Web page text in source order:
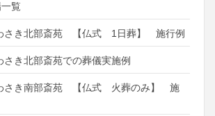
覧
さき北部斎苑 【仏式 1日葬】 施行例
さき北部斎苑での葬儀実施例
さき南部斎苑 【仏式 火葬のみ】 施